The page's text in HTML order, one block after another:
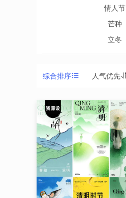
情人节
芒种
立冬
综合排序 人气优先